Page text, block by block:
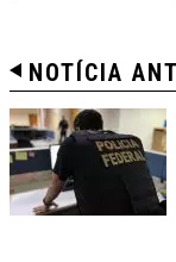
NOTÍCIA